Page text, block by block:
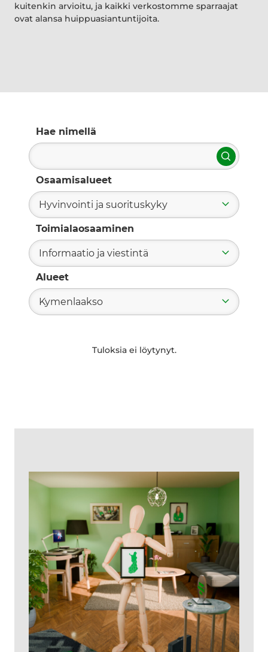
kuitenkin arvioitu, ja kaikki verkostomme sparraajat
ovat alansa huippuasiantuntijoita.
Hae nimellä
Hae
Osaamisalueet
Hyvinvointi ja suorituskyky
Toimialaosaaminen
Informaatio ja viestintä
Alueet
Kymenlaakso
Tuloksia ei löytynyt.